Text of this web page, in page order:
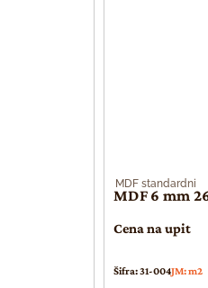
MDF standardni
MDF 6 mm
Cena na upit
Šifra: 31-004JM: m2